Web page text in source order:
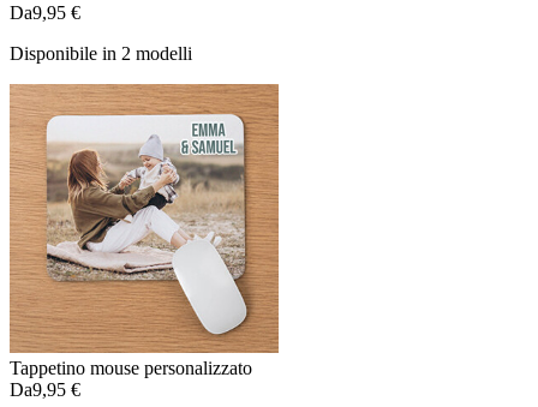
Da9,95 €
Disponibile in 2 modelli
Tappetino mouse personalizzato
Da9,95 €